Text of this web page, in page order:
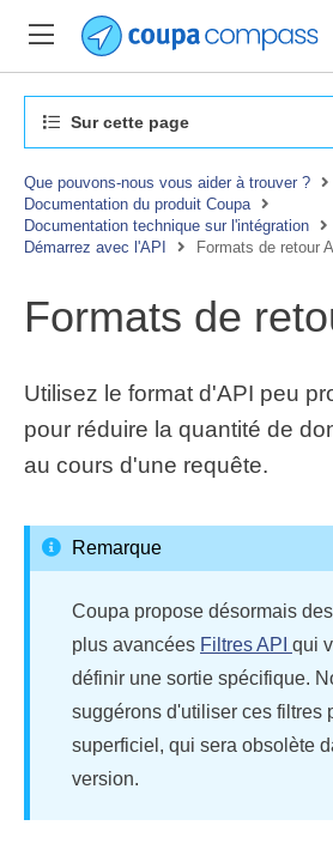
Sur cette page
Que pouvons-nous vous aider à trouver ?
Documentation du produit Coupa
Documentation technique sur l'intégration
Démarrez avec l'API
Formats de retour
Formats de
Utilisez le format d'API peu
pour réduire la quantité de
au cours d'une requête.
Remarque
Coupa propose désormais
plus avancées Filtres API qui
définir une sortie spécifique.
suggérons d'utiliser ces filtres
superficiel, qui sera obsolète
version.